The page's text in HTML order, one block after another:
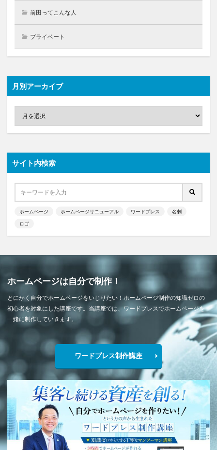
前田ってこんな人
プライベート
月別アーカイブ
サイト内検索
ホームページ ホームページリニューアル ワードプレス 名刺
ロゴ
ホームページは自分で制作！
とにかく自分でホームページをいじりたい！ホームページ制作の知識ゼロの
初心者を対象にした講座です。当講座では、ワードプレスでホームページを
一緒に制作していきます。
ワードプレス制作講座